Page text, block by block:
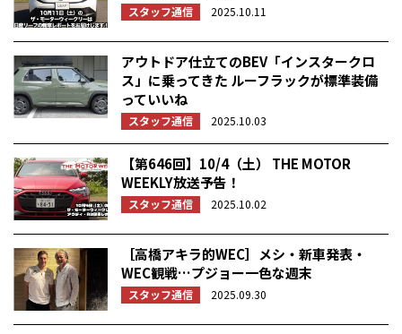
スタッフ通信 2025.10.11
アウトドア仕立てのBEV「インスタークロ
ス」に乗ってきた ルーフラックが標準装備
っていいね
スタッフ通信 2025.10.03
【第646回】10/4（土） THE MOTOR
WEEKLY放送予告！
スタッフ通信 2025.10.02
［高橋アキラ的WEC］メシ・新車発表・
WEC観戦…プジョー一色な週末
スタッフ通信 2025.09.30